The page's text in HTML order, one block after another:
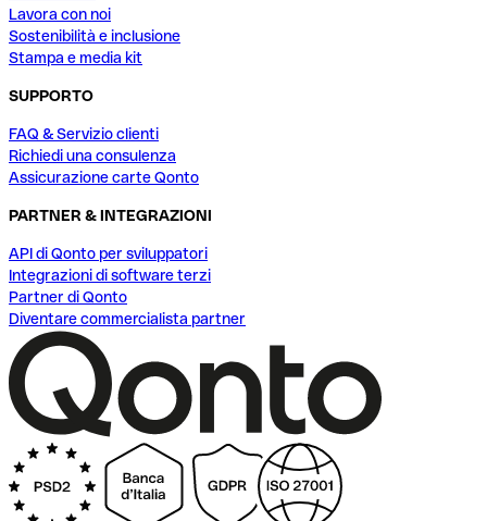
Lavora con noi
Sostenibilità e inclusione
Stampa e media kit
SUPPORTO
FAQ & Servizio clienti
Richiedi una consulenza
Assicurazione carte Qonto
PARTNER & INTEGRAZIONI
API di Qonto per sviluppatori
Integrazioni di software terzi
Partner di Qonto
Diventare commercialista partner